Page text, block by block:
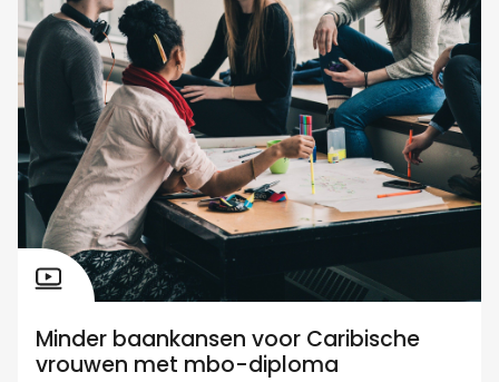
Minder baankansen voor Caribische
vrouwen met mbo-diploma